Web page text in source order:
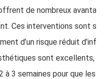
de nombreux
Ces interventions sont
d’un risque réduit
sont excellents,
3 semaines pour que les